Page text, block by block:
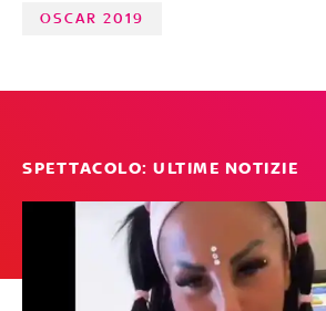
OSCAR 2019
SPETTACOLO: ULTIME NOTIZIE